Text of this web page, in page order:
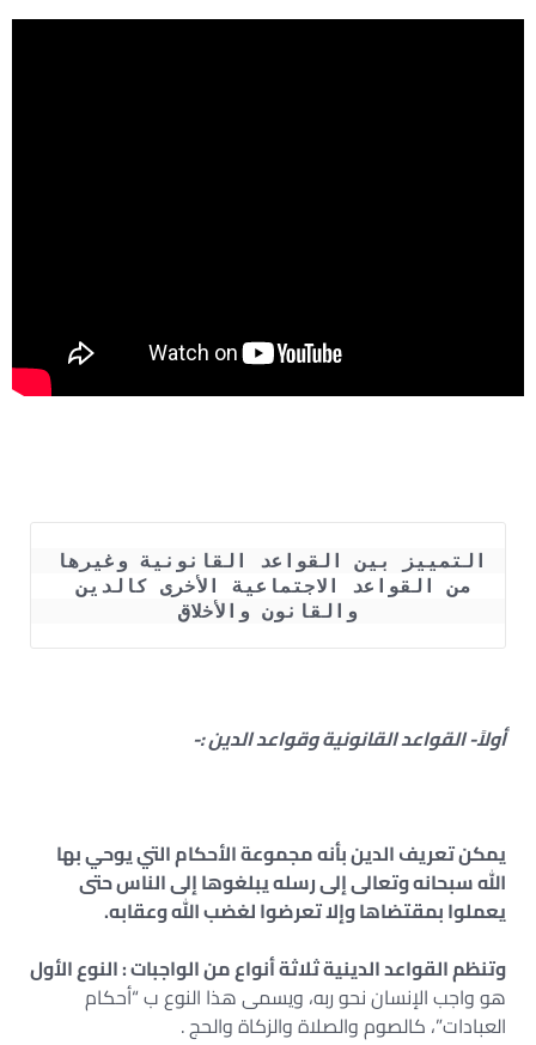
من القواعد الاجتماعية الأخرى كالدين
والقانون والأخلاق
أولاً- القواعد القانونية وقواعد الدين :-
يمكن تعريف الدين بأنه مجموعة الأحكام التي يوحي بها
الله سبحانه وتعالى إلى رسله يبلغوها إلى الناس حتى
يعملوا بمقتضاها وإلا تعرضوا لغضب الله وعقابه.
وتنظم القواعد الدينية ثلاثة أنواع من الواجبات : النوع الأول
هو واجب الإنسان نحو ربه، ويسمى هذا النوع ب “أحكام
العبادات”، كالصوم والصلاة والزكاة والحج .